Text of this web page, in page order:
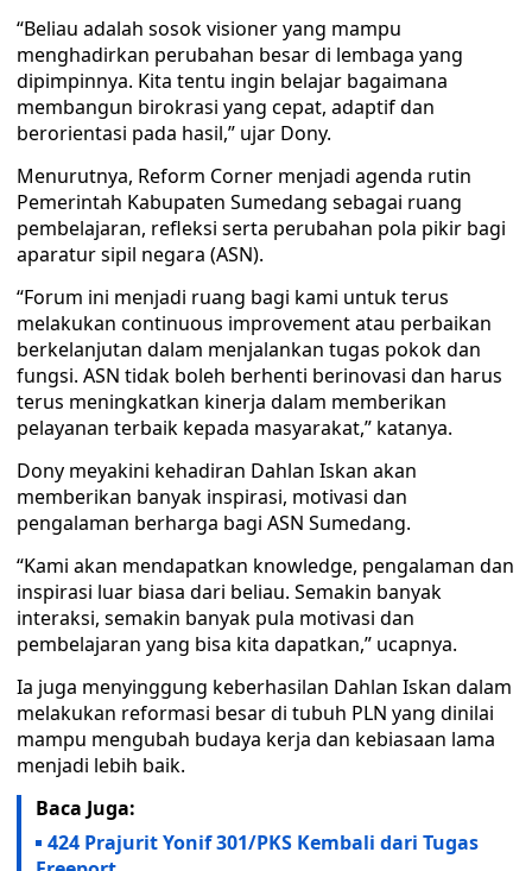
“Beliau adalah sosok visioner yang mampu
menghadirkan perubahan besar di lembaga yang
dipimpinnya. Kita tentu ingin belajar bagaimana
membangun birokrasi yang cepat, adaptif dan
berorientasi pada hasil,” ujar Dony.
Menurutnya, Reform Corner menjadi agenda rutin
Pemerintah Kabupaten Sumedang sebagai ruang
pembelajaran, refleksi serta perubahan pola pikir bagi
aparatur sipil negara (ASN).
“Forum ini menjadi ruang bagi kami untuk terus
melakukan continuous improvement atau perbaikan
berkelanjutan dalam menjalankan tugas pokok dan
fungsi. ASN tidak boleh berhenti berinovasi dan harus
terus meningkatkan kinerja dalam memberikan
pelayanan terbaik kepada masyarakat,” katanya.
Dony meyakini kehadiran Dahlan Iskan akan
memberikan banyak inspirasi, motivasi dan
pengalaman berharga bagi ASN Sumedang.
“Kami akan mendapatkan knowledge, pengalaman dan
inspirasi luar biasa dari beliau. Semakin banyak
interaksi, semakin banyak pula motivasi dan
pembelajaran yang bisa kita dapatkan,” ucapnya.
Ia juga menyinggung keberhasilan Dahlan Iskan dalam
melakukan reformasi besar di tubuh PLN yang dinilai
mampu mengubah budaya kerja dan kebiasaan lama
menjadi lebih baik.
Baca Juga:
424 Prajurit Yonif 301/PKS Kembali dari Tugas